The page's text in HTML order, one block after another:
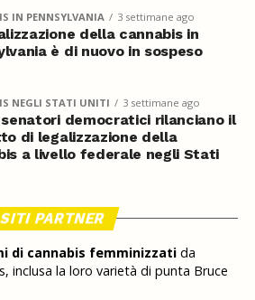
IN PENNSYLVANIA 3 settimane ago
della cannabis in
è di nuovo in sospeso
NEGLI STATI UNITI 3 settimane ago
democratici rilanciano il
di legalizzazione della
a livello federale negli Stati
SITI PARTNER
di cannabis femminizzatida
inclusa la loro varietà di punta Bruce